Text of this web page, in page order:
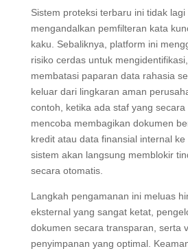
Sistem proteksi terbaru ini tidak lagi
mengandalkan pemfilteran kata
kaku. Sebaliknya, platform ini
risiko cerdas untuk
membatasi paparan data rahasia
keluar dari lingkaran aman
contoh, ketika ada staf yang secara
mencoba membagikan dokumen
kredit atau data finansial internal ke
sistem akan langsung memblokir
secara otomatis.
Langkah pengamanan ini meluas
eksternal yang sangat ketat,
dokumen secara transparan, serta
penyimpanan yang optimal.